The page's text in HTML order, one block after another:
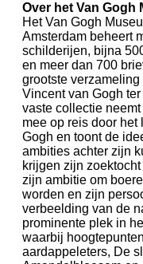
Over het Van Gogh
Het Van Gogh
Amsterdam beheert
schilderijen, bijna
en meer dan 700
grootste verzameling
Vincent van Gogh
vaste collectie
mee op reis door het
Gogh en toont de
ambities achter zijn
krijgen zijn zoektocht
zijn ambitie om
worden en zijn
verbeelding van de
prominente plek in
waarbij
aardappeleters, De